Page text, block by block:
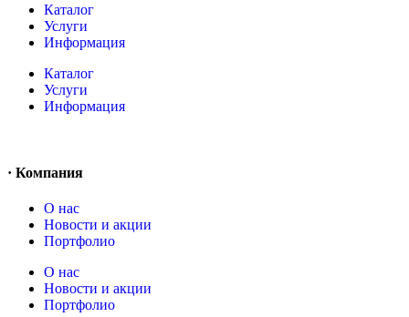
Каталог
Услуги
Информация
Каталог
Услуги
Информация
· Компания
O нас
Новости и акции
Портфолио
O нас
Новости и акции
Портфолио